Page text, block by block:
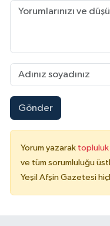
Gönder
Yorum yazarak topluluk
ve tüm sorumluluğu
Yeşil Afşin Gazetesi